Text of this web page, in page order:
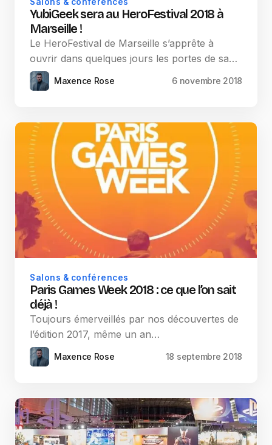
Salons & conférences
YubiGeek sera au HeroFestival 2018 à
Marseille !
Le HeroFestival de Marseille s’apprête à
ouvrir dans quelques jours les portes de sa…
Maxence Rose 6 novembre 2018
Salons & conférences
Paris Games Week 2018 : ce que l’on sait
déjà !
Toujours émerveillés par nos découvertes de
l’édition 2017, même un an…
Maxence Rose 18 septembre 2018